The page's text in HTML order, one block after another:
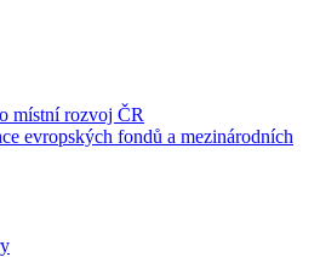
místní rozvoj ČR
evropských fondů a mezinárodních